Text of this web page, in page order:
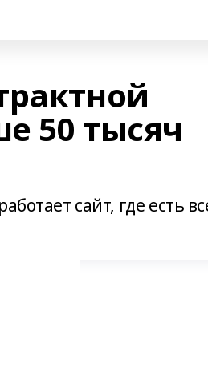
50 тысяч
сайт, где есть